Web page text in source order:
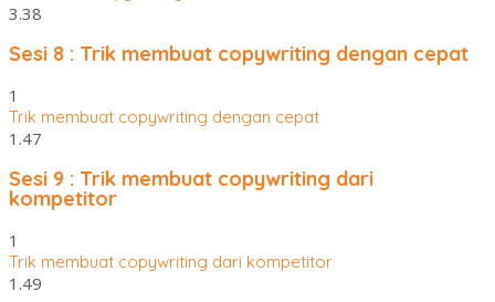
3.38
Sesi 8 : Trik membuat copywriting dengan cepat
1
Trik membuat copywriting dengan cepat
1.47
Sesi 9 : Trik membuat copywriting dari
kompetitor
1
Trik membuat copywriting dari kompetitor
1.49